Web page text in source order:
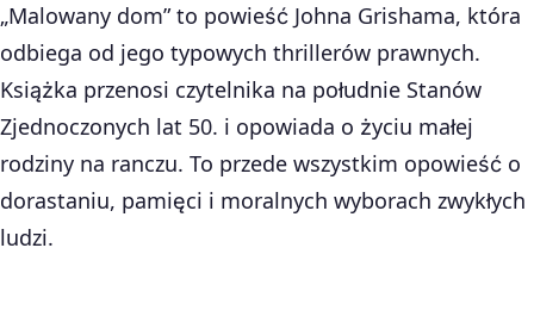
„Malowany dom” to powieść Johna Grishama, która
odbiega od jego typowych thrillerów prawnych.
Książka przenosi czytelnika na południe Stanów
Zjednoczonych lat 50. i opowiada o życiu małej
rodziny na ranczu. To przede wszystkim opowieść o
dorastaniu, pamięci i moralnych wyborach zwykłych
ludzi.